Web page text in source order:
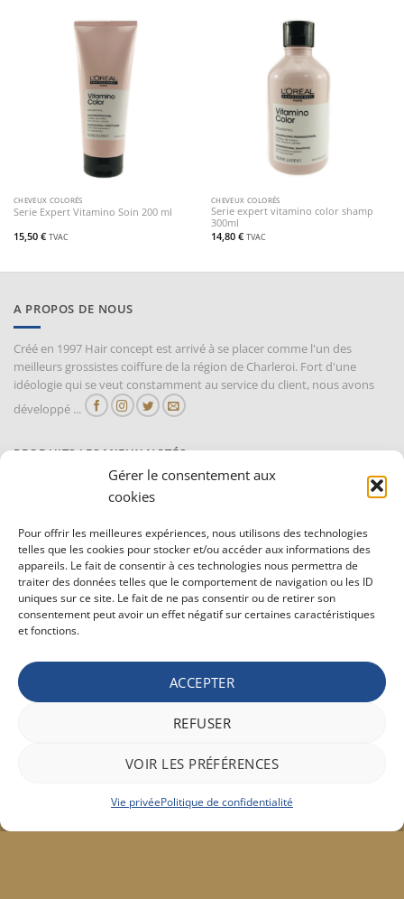
Gérer le consentement aux
cookies
Pour offrir les meilleures expériences, nous utilisons des technologies
telles que les cookies pour stocker et/ou accéder aux informations des
appareils. Le fait de consentir à ces technologies nous permettra de
traiter des données telles que le comportement de navigation ou les ID
uniques sur ce site. Le fait de ne pas consentir ou de retirer son
consentement peut avoir un effet négatif sur certaines caractéristiques
et fonctions.
ACCEPTER
REFUSER
VOIR LES PRÉFÉRENCES
Vie privéePolitique de confidentialité
CHEVEUX COLORÉS
Serie Expert Vitamino Soin 200 ml
15,50 € TVAC
CHEVEUX COLORÉS
Serie expert vitamino color shamp
300ml
14,80 € TVAC
A PROPOS DE NOUS
Créé en 1997 Hair concept est arrivé à se placer comme l'un des
meilleurs grossistes coiffure de la région de Charleroi. Fort d'une
idéologie qui se veut constamment au service du client, nous avons
développé ...
PRODUITS LES MIEUX NOTÉS
Proraso Huile chaude pour la barbe
Barburys Bloc d'alun 75 gr
7,20
TVAC
Conditions générale
BancontactMaestro Visa MasterCardPayPal